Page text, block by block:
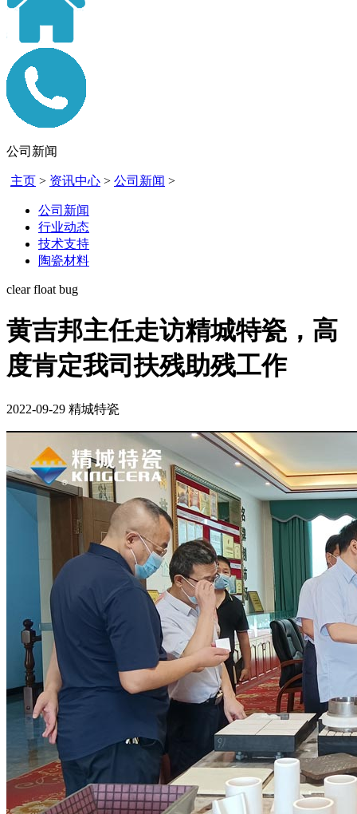
公司新闻
主页 > 资讯中心 > 公司新闻 >
公司新闻
行业动态
技术支持
陶瓷材料
clear float bug
黄吉邦主任走访精城特瓷，高
度肯定我司扶残助残工作
2022-09-29 精城特瓷